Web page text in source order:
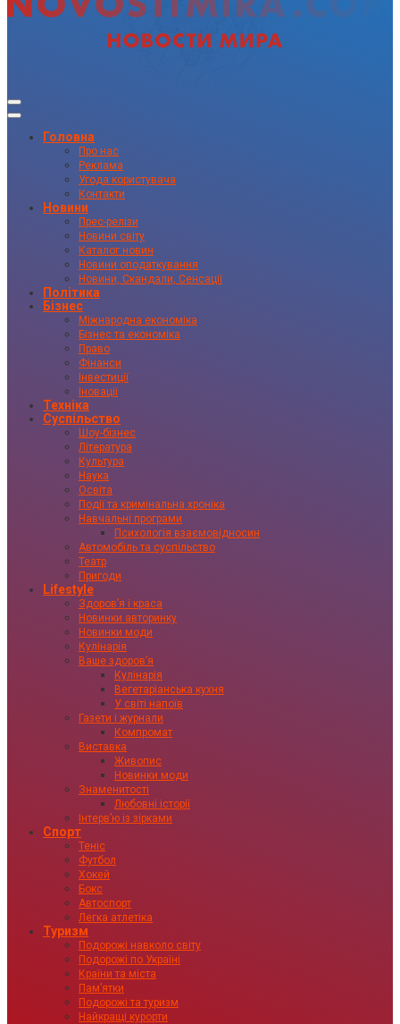
Головна
Про нас
Реклама
Угода користувача
Контакти
Новини
Прес-релізи
Новини світу
Каталог новин
Новини оподаткування
Новини, Скандали, Сенсації
Політика
Бізнес
Міжнародна економіка
Бізнес та економіка
Право
Фінанси
Інвестиції
Іновації
Техніка
Суспільство
Шоу-бізнес
Література
Культура
Наука
Освіта
Події та кримінальна хроніка
Навчальні програми
Психологія взаємовідносин
Автомобіль та суспільство
Театр
Пригоди
Lifestyle
Здоровʼя і краса
Новинки авторинку
Новинки моди
Кулінарія
Ваше здоровʼя
Кулінарія
Вегетаріанська кухня
У світі напоїв
Газети і журнали
Компромат
Виставка
Живопис
Новинки моди
Знаменитості
Любовні історії
Інтервʼю із зірками
Спорт
Теніс
Футбол
Хокей
Бокс
Автоспорт
Легка атлетіка
Туризм
Подорожі навколо світу
Подорожі по Україні
Країни та міста
Пам’ятки
Подорожі та туризм
Найкращі курорти